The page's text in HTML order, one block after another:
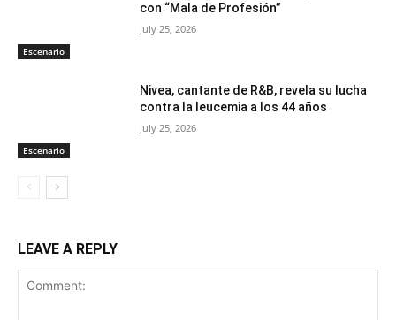
Escenario
con “Mala de Profesión”
July 25, 2026
Escenario
Nivea, cantante de R&B, revela su lucha
contra la leucemia a los 44 años
July 25, 2026
LEAVE A REPLY